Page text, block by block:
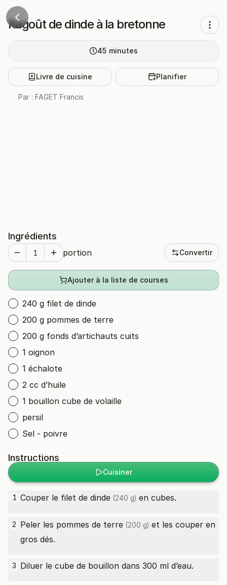
Ragoût de dinde à la bretonne
45 minutes
Livre de cuisine Planifier
Par : FAGET Francis
Ingrédients
portion Convertir
Ajouter à la liste de courses
240 g filet de dinde
200 g pommes de terre
200 g fonds d’artichauts cuits
1 oignon
1 échalote
2 cc d’huile
1 bouillon cube de volaille
persil
Sel - poivre
Instructions
Cuisiner
1 Couper le filet de dinde (240 g) en cubes.
2 Peler les pommes de terre (200 g) et les couper en
gros dés.
3 Diluer le cube de bouillon dans 300 ml d’eau.